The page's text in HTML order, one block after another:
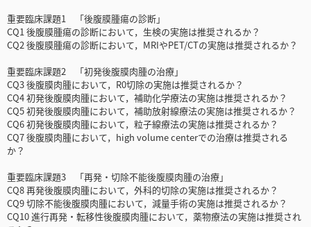
重要臨床課題1 「後腹膜腫瘍の診断」
CQ1 後腹膜腫瘍の診断において，生検の実施は推奨されるか？
CQ2 後腹膜腫瘍の診断において，MRIやPET/CTの実施は推奨されるか？
重要臨床課題2 「初発後腹膜肉腫の治療」
CQ3 後腹膜肉腫において，R0切除の実施は推奨されるか？
CQ4 初発後腹膜肉腫において，補助化学療法の実施は推奨されるか？
CQ5 初発後腹膜肉腫において，補助放射線療法の実施は推奨されるか？
CQ6 初発後腹膜肉腫において，粒子線療法の実施は推奨されるか？
CQ7 後腹膜肉腫において，high volume centerでの治療は推奨される
か？
重要臨床課題3 「再発・切除不能後腹膜肉腫の治療」
CQ8 再発後腹膜肉腫において，外科的切除の実施は推奨されるか？
CQ9 切除不能後腹膜肉腫において，減量手術の実施は推奨されるか？
CQ10 進行再発・転移性後腹膜肉腫において，薬物療法の実施は推奨され